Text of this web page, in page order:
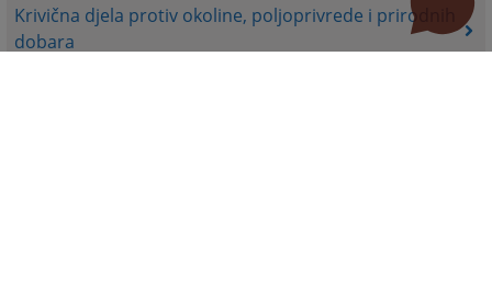
Krivična djela protiv okoline, poljoprivrede i prirodnih
dobara